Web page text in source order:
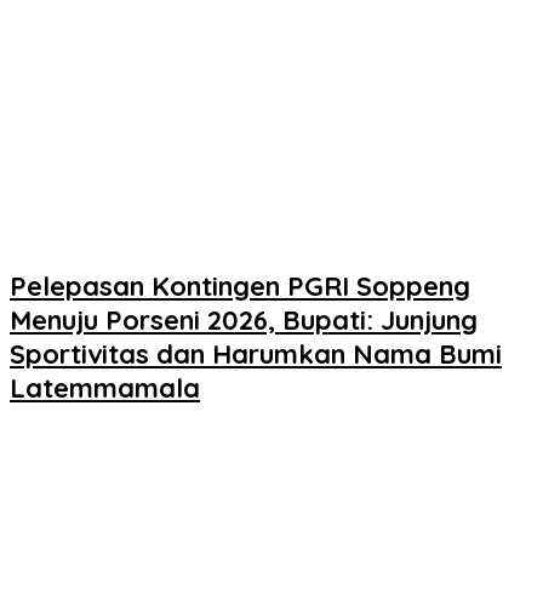
Pelepasan Kontingen PGRI Soppeng
Menuju Porseni 2026, Bupati: Junjung
Sportivitas dan Harumkan Nama Bumi
Latemmamala